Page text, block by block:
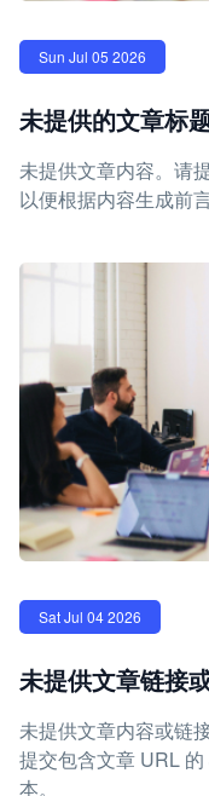
Sun Jul 05 2026
未提供的文章标
未提供文章内容。请
以便根据内容生成前
Sat Jul 04 2026
未提供文章链接
未提供文章内容或链
提交包含文章 URL
本。